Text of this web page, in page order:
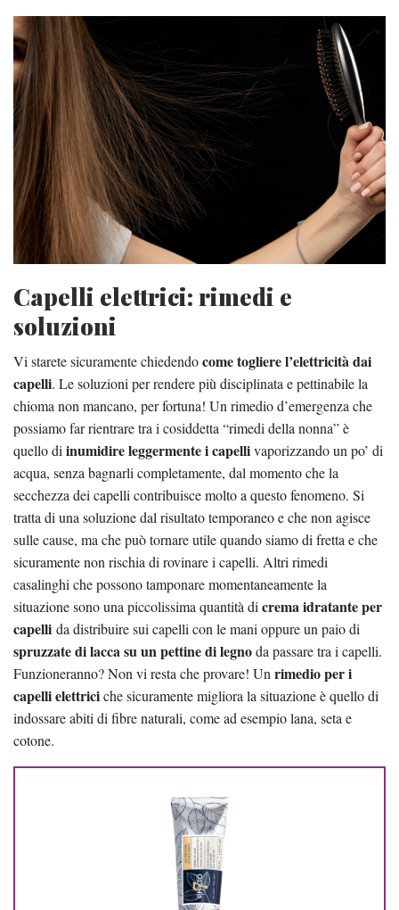
Capelli elettrici: rimedi e
soluzioni
Vi starete sicuramente chiedendocome togliere l’elettricità dai
capelli. Le soluzioni per rendere più disciplinata e pettinabile la
chioma non mancano, per fortuna! Un rimedio d’emergenza che
possiamo far rientrare tra i cosiddetta “rimedi della nonna” è
quello diinumidire leggermente i capellivaporizzando un po’ di
acqua, senza bagnarli completamente, dal momento che la
secchezza dei capelli contribuisce molto a questo fenomeno. Si
tratta di una soluzione dal risultato temporaneo e che non agisce
sulle cause, ma che può tornare utile quando siamo di fretta e che
sicuramente non rischia di rovinare i capelli. Altri rimedi
casalinghi che possono tamponare momentaneamente la
situazione sono una piccolissima quantità dicrema idratante per
capelli da distribuire sui capelli con le mani oppure un paio di
spruzzate di lacca su un pettine di legnoda passare tra i capelli.
Funzioneranno? Non vi resta che provare! Unrimedio per i
capelli elettriciche sicuramente migliora la situazione è quello di
indossare abiti di fibre naturali, come ad esempio lana, seta e
cotone.